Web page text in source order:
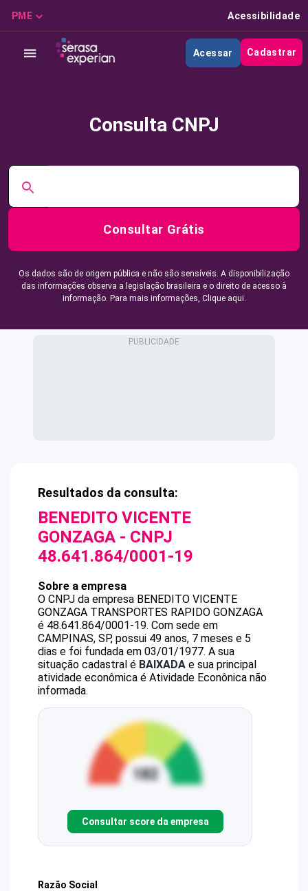
PME Acessibilidade
Acessar Cadastrar
Consulta CNPJ
Consultar Grátis
Os dados são de origem pública e não são sensíveis. A disponibilização
das informações observa a legislação brasileira e o direito de acesso à
informação. Para mais informações, Clique aqui.
Resultados da consulta:
BENEDITO VICENTE
GONZAGA - CNPJ
48.641.864/0001-19
Sobre a empresa
O CNPJ da empresa BENEDITO VICENTE
GONZAGA TRANSPORTES RAPIDO GONZAGA
é 48.641.864/0001-19. Com sede em
CAMPINAS, SP, possui 49 anos, 7 meses e 5
dias e foi fundada em 03/01/1977. A sua
situação cadastral é BAIXADA e sua principal
atividade econômica é Atividade Econônica não
informada.
Consultar score da empresa
Razão Social